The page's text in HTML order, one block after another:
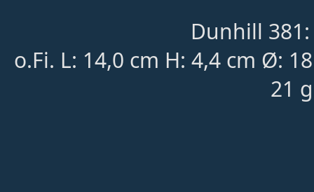
Dunhill
o.Fi. L: 14,0 cm H: 4,4 cm Ø:
21